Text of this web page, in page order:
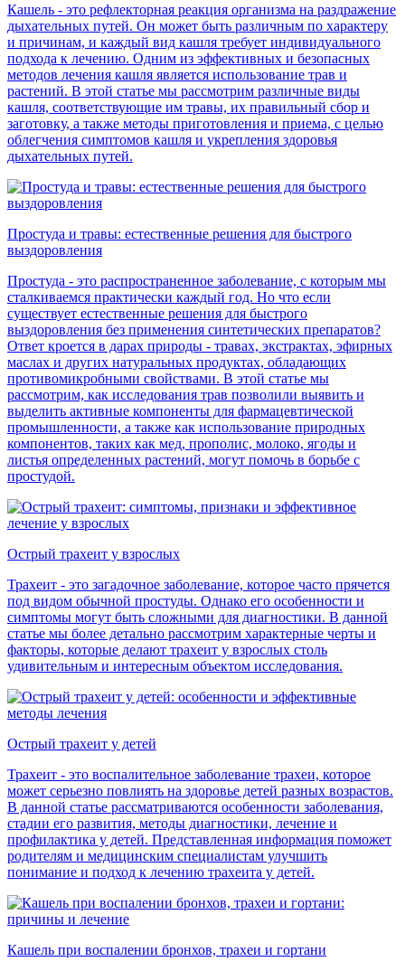
Кашель - это рефлекторная реакция организма на раздражение
дыхательных путей. Он может быть различным по характеру
и причинам, и каждый вид кашля требует индивидуального
подхода к лечению. Одним из эффективных и безопасных
методов лечения кашля является использование трав и
растений. В этой статье мы рассмотрим различные виды
кашля, соответствующие им травы, их правильный сбор и
заготовку, а также методы приготовления и приема, с целью
облегчения симптомов кашля и укрепления здоровья
дыхательных путей.
Простуда и травы: естественные решения для быстрого
выздоровления
Простуда - это распространенное заболевание, с которым мы
сталкиваемся практически каждый год. Но что если
существует естественные решения для быстрого
выздоровления без применения синтетических препаратов?
Ответ кроется в дарах природы - травах, экстрактах, эфирных
маслах и других натуральных продуктах, обладающих
противомикробными свойствами. В этой статье мы
рассмотрим, как исследования трав позволили выявить и
выделить активные компоненты для фармацевтической
промышленности, а также как использование природных
компонентов, таких как мед, прополис, молоко, ягоды и
листья определенных растений, могут помочь в борьбе с
простудой.
Острый трахеит у взрослых
Трахеит - это загадочное заболевание, которое часто прячется
под видом обычной простуды. Однако его особенности и
симптомы могут быть сложными для диагностики. В данной
статье мы более детально рассмотрим характерные черты и
факторы, которые делают трахеит у взрослых столь
удивительным и интересным объектом исследования.
Острый трахеит у детей
Трахеит - это воспалительное заболевание трахеи, которое
может серьезно повлиять на здоровье детей разных возрастов.
В данной статье рассматриваются особенности заболевания,
стадии его развития, методы диагностики, лечение и
профилактика у детей. Представленная информация поможет
родителям и медицинским специалистам улучшить
понимание и подход к лечению трахеита у детей.
Кашель при воспалении бронхов, трахеи и гортани